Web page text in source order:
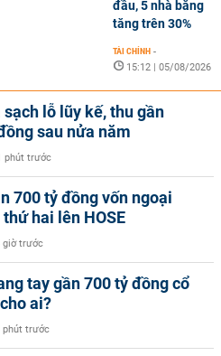
đầu, 5 nhà băng
tăng trên 30%
TÀI CHÍNH -
15:12 | 05/08/2026
sạch lỗ lũy kế, thu gần
sau nửa năm
phút trước
700 tỷ đồng vốn ngoại
hai lên HOSE
giờ trước
tay gần 700 tỷ đồng cổ
ai?
phút trước